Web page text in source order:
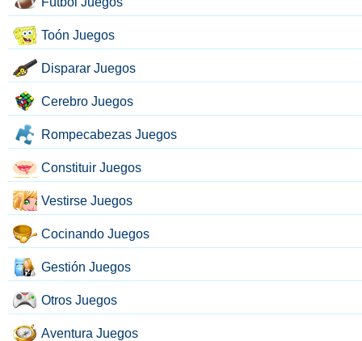
Toón Juegos
Disparar Juegos
Cerebro Juegos
Rompecabezas Juegos
Constituir Juegos
Vestirse Juegos
Cocinando Juegos
Gestión Juegos
Otros Juegos
Aventura Juegos